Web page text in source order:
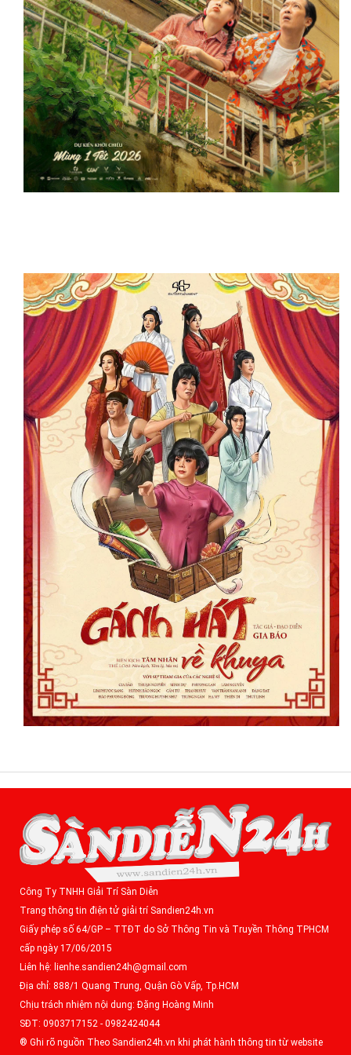
Công Ty TNHH Giải Trí Sàn Diễn
Trang thông tin điện tử giải trí Sandien24h.vn
Giấy phép số 64/GP – TTĐT do Sở Thông Tin và Truyền Thông TPHCM
cấp ngày 17/06/2015
Liên hệ: lienhe.sandien24h@gmail.com
Địa chỉ: 888/1 Quang Trung, Quận Gò Vấp, Tp.HCM
Chịu trách nhiệm nội dung: Đặng Hoàng Minh
SĐT: 0903717152 - 0982424044
® Ghi rõ nguồn Theo Sandien24h.vn khi phát hành thông tin từ website